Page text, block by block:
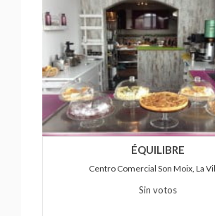
ÉQUILIBRE
Centro Comercial Son Moix, La
Sin votos